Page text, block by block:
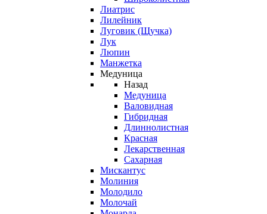
Лиатрис
Лилейник
Луговик (Щучка)
Лук
Люпин
Манжетка
Медуница
Назад
Медуница
Валовидная
Гибридная
Длиннолистная
Красная
Лекарственная
Сахарная
Мискантус
Молиния
Молодило
Молочай